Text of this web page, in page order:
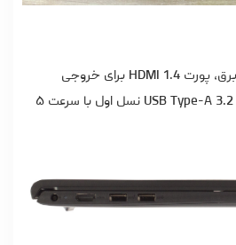
ورودی برق، پورت HDMI 1.4 برای خروجی
۱۰۸۰p@60Hz، و دو عدد USB Type-A 3.2 نسل اول با سرعت ۵